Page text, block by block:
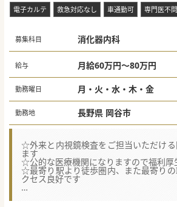
電子カルテ 救急対応なし 車通勤可 専門医不問
募集科目 消化器内科
給与 月給60万円～80万円
勤務曜日 月・火・水・木・金
勤務地 長野県 岡谷市
☆外来と内視鏡検査をご担当いただける
ます
☆公的な医療機関になりますので福利厚
☆最寄り駅より徒歩圏内、また最寄り
クセス良好です